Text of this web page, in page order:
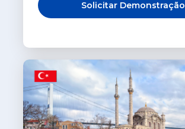
Solicitar Demonstração